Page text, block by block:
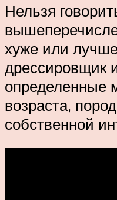
Нельзя
хуже или
дрессировщик
определенные
возраста,
собственной